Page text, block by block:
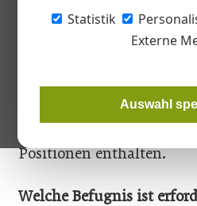
Statistik
Externe
Auswahl
Diese Fragestellung ist
Gewerberecht, Zivilrecht
betrachten sind.
Positionen enthalten.
Welche Befugnis ist